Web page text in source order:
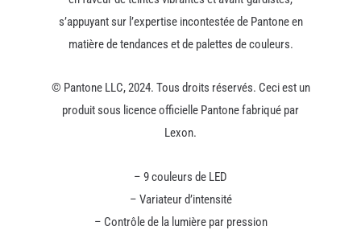
s’appuyant sur l’expertise incontestée de Pantone en
matière de tendances et de palettes de couleurs.
© Pantone LLC, 2024. Tous droits réservés. Ceci est un
produit sous licence officielle Pantone fabriqué par
Lexon.
– 9 couleurs de LED
– Variateur d’intensité
– Contrôle de la lumière par pression